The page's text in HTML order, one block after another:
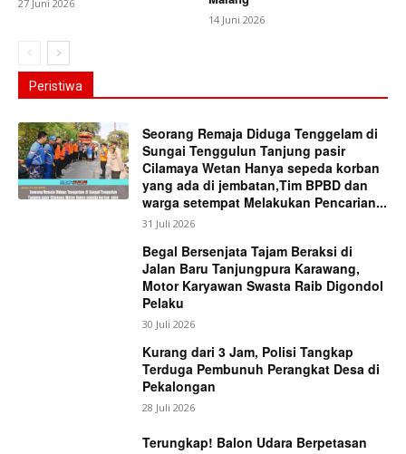
27 Juni 2026
14 Juni 2026
Peristiwa
Seorang Remaja Diduga Tenggelam di
Sungai Tenggulun Tanjung pasir
Cilamaya Wetan Hanya sepeda korban
yang ada di jembatan,Tim BPBD dan
warga setempat Melakukan Pencarian...
31 Juli 2026
Begal Bersenjata Tajam Beraksi di
Jalan Baru Tanjungpura Karawang,
Motor Karyawan Swasta Raib Digondol
Pelaku
30 Juli 2026
Kurang dari 3 Jam, Polisi Tangkap
Terduga Pembunuh Perangkat Desa di
Pekalongan
28 Juli 2026
Terungkap! Balon Udara Berpetasan